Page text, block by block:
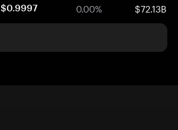
$0.9997 0.00% $72.13B